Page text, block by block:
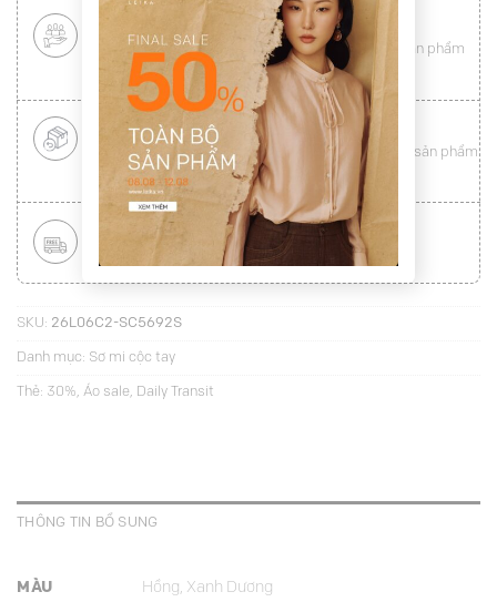
CHÍNH SÁCH KHÁCH HÀNG THÂN THIẾT
Mang tới cho khách hàng sựhài lòngtoàn vẹn từ sản phẩm
đến dịch vụ ( Xem chi tiết
ĐỔI HÀNG NHANH CHÓNG
Được đổi trả hàng nhanh chóng lên tới15 ngày
cho sản phẩm
Xem chi tiết
MIỄN PHÍ VẬN CHUYỂN TOÀN QUỐC
Áp dụng với hóa đơn từ 300.000Đ Xem chi tiết
SKU: 26L06C2-SC5692S
Danh mục: Sơ mi cộc tay
Thẻ: 30%, Áo sale, Daily Transit
THÔNG TIN BỔ SUNG
MÀU Hồng, Xanh Dương